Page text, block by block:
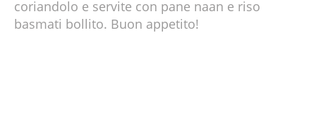
coriandolo e servite con pane naan e riso
basmati bollito. Buon appetito!